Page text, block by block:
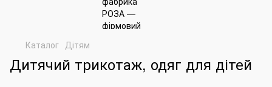
Каталог Дітям
Дитячий трикотаж, одяг для дітей